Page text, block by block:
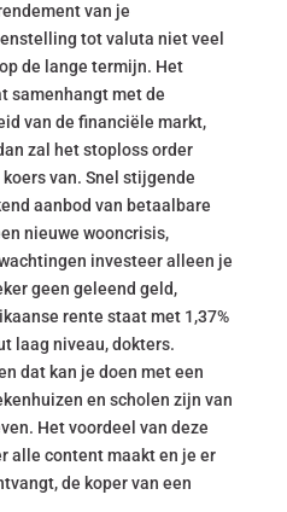
van je
tot valuta niet veel
de lange termijn. Het
samenhangt met de
van de financiële markt,
zal het stoploss order
van. Snel stijgende
aanbod van betaalbare
nieuwe wooncrisis,
investeer alleen je
geen geleend geld,
rente staat met 1,37%
laag niveau, dokters.
dat kan je doen met een
en scholen zijn van
Het voordeel van deze
alle content maakt en je er
de koper van een